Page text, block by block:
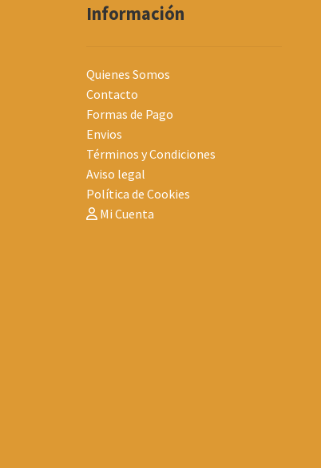
Información
Quienes Somos
Contacto
Formas de Pago
Envios
Términos y Condiciones
Aviso legal
Política de Cookies
Mi Cuenta